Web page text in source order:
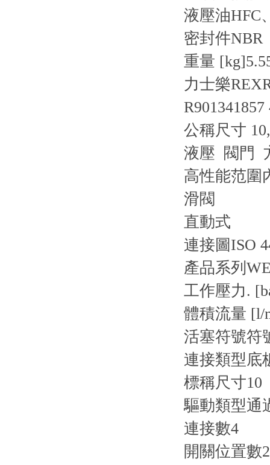
液壓油HFC
密封件NBR
重量 [kg]
力士樂
公稱尺寸
液壓 閥門
高性能范圍
滑閥
直動式
連接圖ISO
產品系列
工作壓力.
體積流量 [l/
活塞符號符
連接類型底
標稱尺寸10
驅動類型通
連接數4
開關位置數2